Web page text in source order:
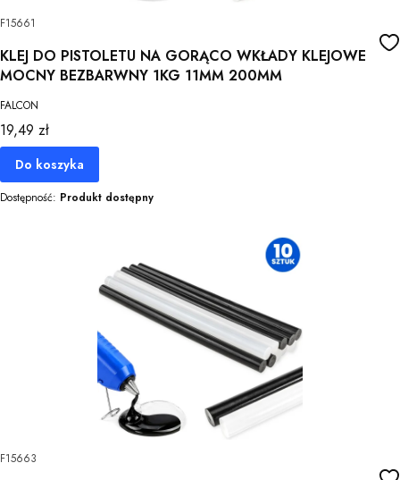
F15661
KLEJ DO PISTOLETU NA GORĄCO WKŁADY KLEJOWE
MOCNY BEZBARWNY 1KG 11MM 200MM
FALCON
Cena
19,49 zł
Do koszyka
Dostępność: Produkt dostępny
F15663